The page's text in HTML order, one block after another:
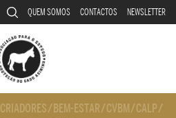
QUEM SOMOS CONTACTOS NEWSLETTER
CRIADORES/ BEM-ESTAR/CVBM/CALP/